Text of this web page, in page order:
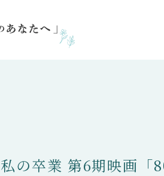
私の卒業 第6期映画「